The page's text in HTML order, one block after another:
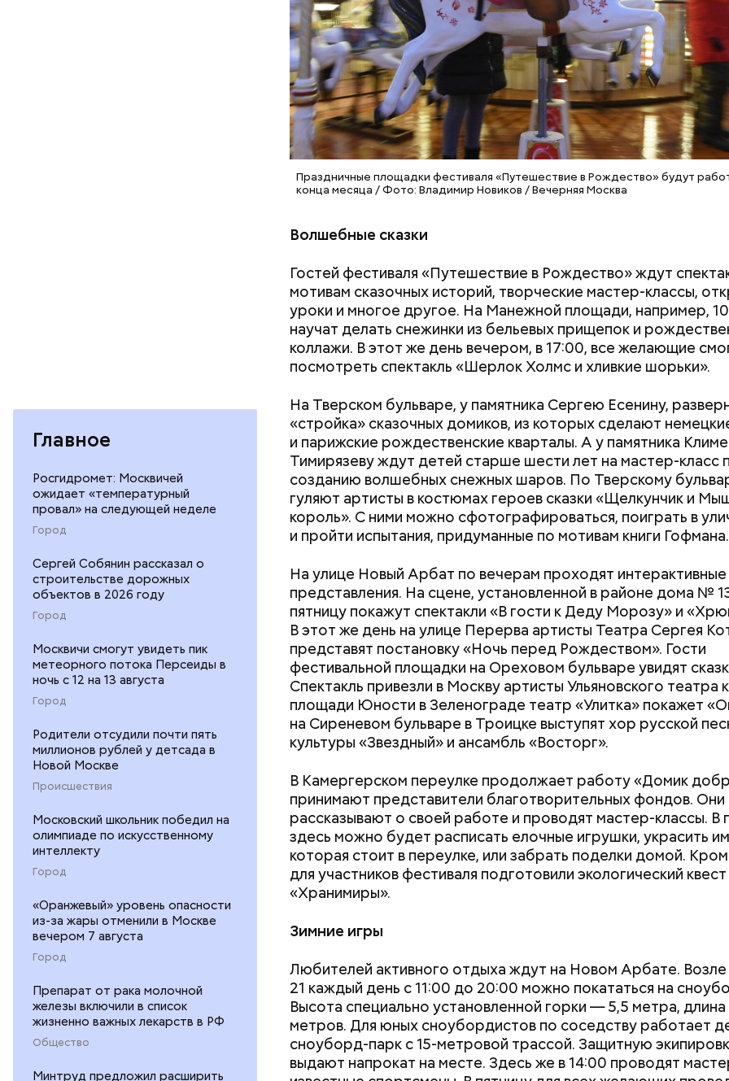
Главное
Росгидромет: Москвичей
ожидает «температурный
провал» на следующей неделе
Город
Сергей Собянин рассказал о
строительстве дорожных
объектов в 2026 году
Город
Москвичи смогут увидеть пик
метеорного потока Персеиды в
ночь с 12 на 13 августа
Город
Родители отсудили почти пять
миллионов рублей у детсада в
Новой Москве
Происшествия
Московский школьник победил на
олимпиаде по искусственному
интеллекту
Город
«Оранжевый» уровень опасности
из-за жары отменили в Москве
вечером 7 августа
Город
Препарат от рака молочной
железы включили в список
жизненно важных лекарств в РФ
Общество
Минтруд предложил расширить
Праздничные площадки фестиваля «Путешествие в Рождество» будут
конца месяца / Фото: Владимир Новиков / Вечерняя Москва
Волшебные сказки
Гостей фестиваля «Путешествие в Рождество» ждут
мотивам сказочных историй, творческие мастер-классы,
уроки и многое другое. На Манежной площади, например, 10
научат делать снежинки из бельевых прищепок и
коллажи. В этот же день вечером, в 17:00, все желающие
посмотреть спектакль «Шерлок Холмс и хливкие шорьки».
На Тверском бульваре, у памятника Сергею Есенину,
«стройка» сказочных домиков, из которых сделают
и парижские рождественские кварталы. А у памятника
Тимирязеву ждут детей старше шести лет на мастер-класс
созданию волшебных снежных шаров. По Тверскому
гуляют артисты в костюмах героев сказки «Щелкунчик и
король». С ними можно сфотографироваться, поиграть в
и пройти испытания, придуманные по мотивам книги Гофмана.
На улице Новый Арбат по вечерам проходят интерактивные
представления. На сцене, установленной в районе дома №
пятницу покажут спектакли «В гости к Деду Морозу» и
В этот же день на улице Перерва артисты Театра Сергея
представят постановку «Ночь перед Рождеством». Гости
фестивальной площадки на Ореховом бульваре увидят
Спектакль привезли в Москву артисты Ульяновского театра
площади Юности в Зеленограде театр «Улитка» покажет
на Сиреневом бульваре в Троицке выступят хор русской
культуры «Звездный» и ансамбль «Восторг».
В Камергерском переулке продолжает работу «Домик
принимают представители благотворительных фондов. Они
рассказывают о своей работе и проводят мастер-классы. В
здесь можно будет расписать елочные игрушки, украсить
которая стоит в переулке, или забрать поделки домой.
для участников фестиваля подготовили экологический квест
«Хранимиры».
Зимние игры
Любителей активного отдыха ждут на Новом Арбате.
21 каждый день с 11:00 до 20:00 можно покататься на
Высота специально установленной горки — 5,5 метра,
метров. Для юных сноубордистов по соседству работает
сноуборд-парк с 15-метровой трассой. Защитную
выдают напрокат на месте. Здесь же в 14:00 проводят
КСТАТИ
Мэр Москвы также рассказал о ходе реконструкции
над путями Рижского направления Московской железной
районе Покровское-Стрешнево.